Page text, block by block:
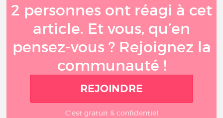
2 personnes ont réagi à cet
article. Et vous, qu’en
pensez-vous ? Rejoignez la
communauté !
REJOINDRE
C'est gratuit & confidentiel